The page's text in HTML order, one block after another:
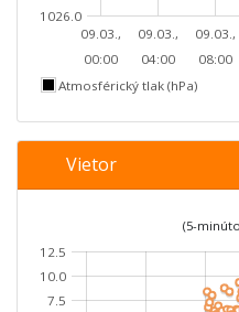
09.03.,
00:00
09.03.,
04:00
09.03.,
08:00
1026.0
Atmosférický tlak (hPa)
Vietor
(5-
7.5
10.0
12.5